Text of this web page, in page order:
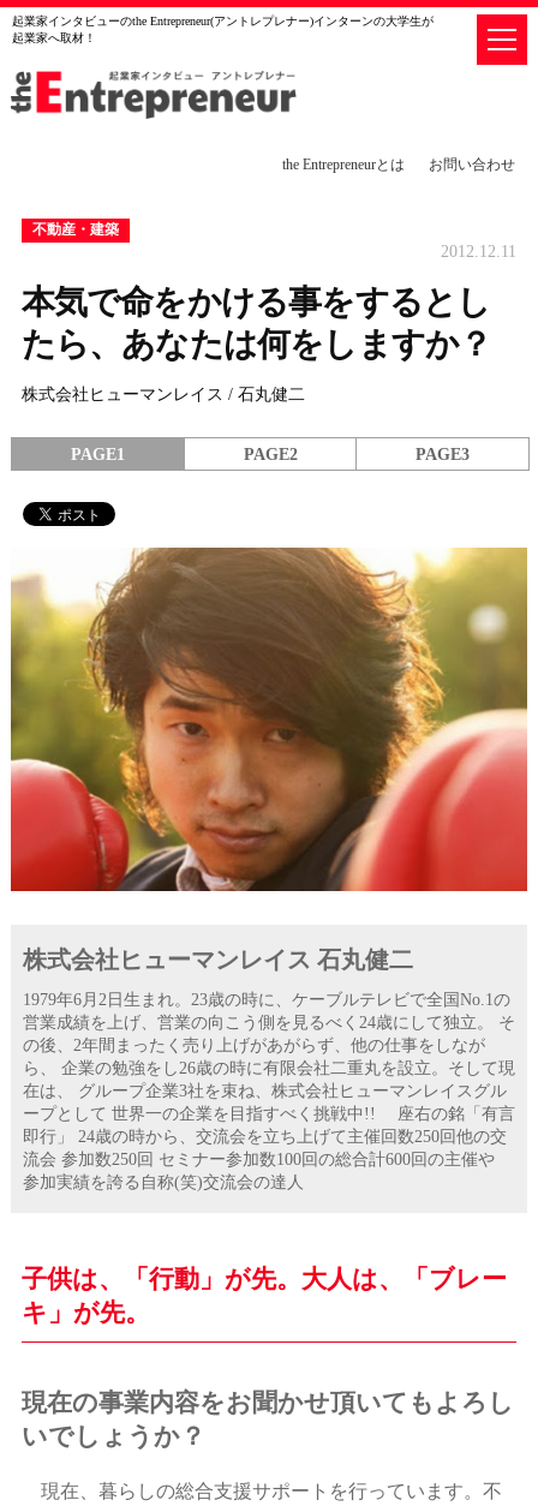
起業家インタビューのthe Entrepreneur(アントレプレナー)インターンの大学生が
起業家へ取材！
お問い合わせ
the Entrepreneurとは
不動産・建築
2012.12.11
本気で命をかける事をするとし
たら、あなたは何をしますか？
株式会社ヒューマンレイス / 石丸健二
PAGE1 PAGE2 PAGE3
株式会社ヒューマンレイス 石丸健二
1979年6月2日生まれ。23歳の時に、ケーブルテレビで全国No.1の
営業成績を上げ、営業の向こう側を見るべく24歳にして独立。 そ
の後、2年間まったく売り上げがあがらず、他の仕事をしなが
ら、 企業の勉強をし26歳の時に有限会社二重丸を設立。そして現
在は、 グループ企業3社を束ね、株式会社ヒューマンレイスグル
ープとして 世界一の企業を目指すべく挑戦中!! 座右の銘「有言
即行」 24歳の時から、交流会を立ち上げて主催回数250回他の交
流会 参加数250回 セミナー参加数100回の総合計600回の主催や
参加実績を誇る自称(笑)交流会の達人
子供は、「行動」が先。大人は、「ブレー
キ」が先。
現在の事業内容をお聞かせ頂いてもよろし
いでしょうか？
現在、暮らしの総合支援サポートを行っています。不